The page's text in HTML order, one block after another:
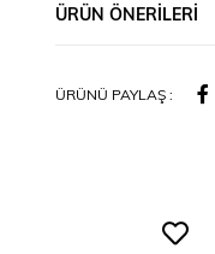
ÜRÜN ÖNERILERI
ÜRÜNÜ PAYLAŞ :